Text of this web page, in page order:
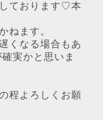
ております♡本
ねます。
くなる場合もあ
実かと思いま
程よろしくお願